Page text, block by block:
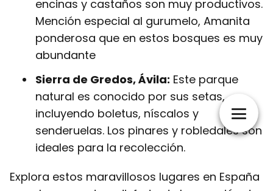
encinas y castaños son muy productivos.
Mención especial al gurumelo, Amanita
ponderosa que en estos bosques es muy
abundante
Sierra de Gredos, Ávila: Este parque
natural es conocido por sus setas,
incluyendo boletus, níscalos y
senderuelas. Los pinares y robledales son
ideales para la recolección.
Explora estos maravillosos lugares en España